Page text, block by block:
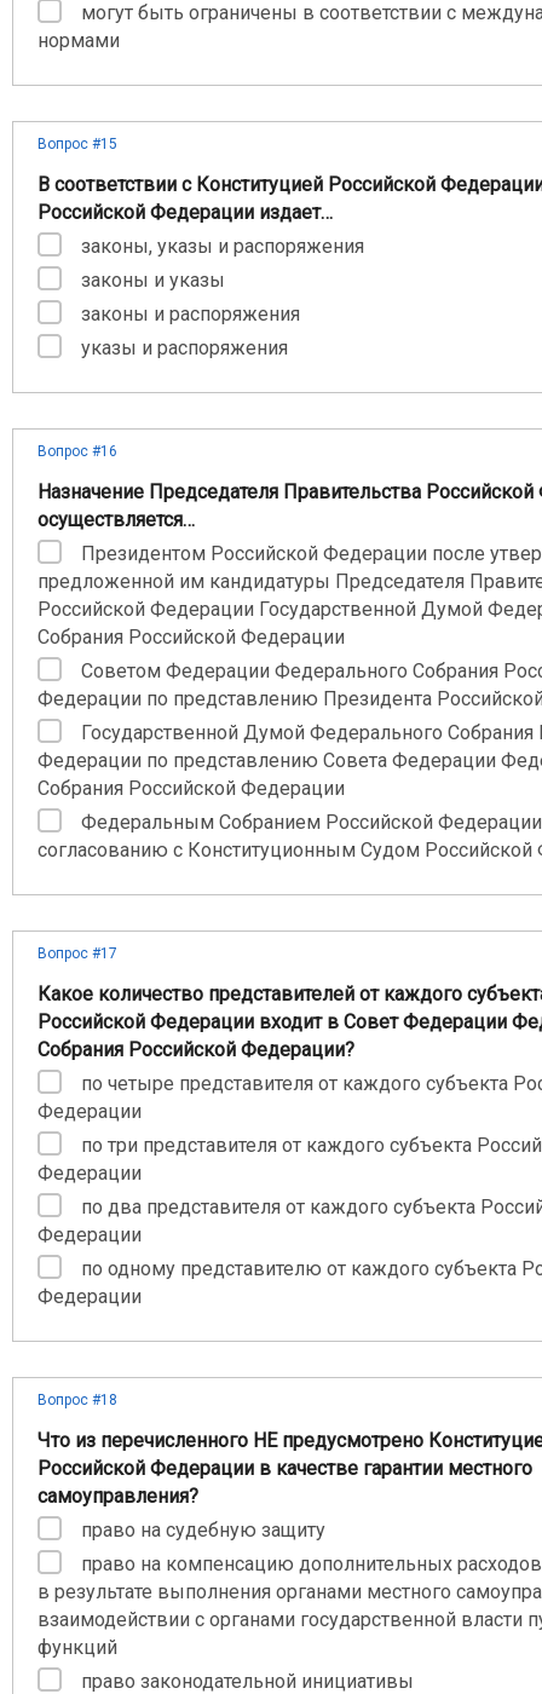
могут быть ограничены в соответствии с
нормами
Вопрос #15
В соответствии с Конституцией Российской
Российской Федерации издает…
законы, указы и распоряжения
законы и указы
законы и распоряжения
указы и распоряжения
Вопрос #16
Назначение Председателя Правительства
осуществляется…
Президентом Российской Федерации после
предложенной им кандидатуры Председателя
Российской Федерации Государственной Думой
Собрания Российской Федерации
Советом Федерации Федерального Собрания
Федерации по представлению Президента
Государственной Думой Федерального Собрания
Федерации по представлению Совета Федерации
Собрания Российской Федерации
Федеральным Собранием Российской
согласованию с Конституционным Судом Российской
Вопрос #17
Какое количество представителей от каждого
Российской Федерации входит в Совет Федерации
Собрания Российской Федерации?
по четыре представителя от каждого субъекта
Федерации
по три представителя от каждого субъекта
Федерации
по два представителя от каждого субъекта
Федерации
по одному представителю от каждого субъекта
Федерации
Вопрос #18
Что из перечисленного НЕ предусмотрено
Российской Федерации в качестве гарантии местного
самоуправления?
право на судебную защиту
право на компенсацию дополнительных
в результате выполнения органами местного
взаимодействии с органами государственной власти
функций
право законодательной инициативы